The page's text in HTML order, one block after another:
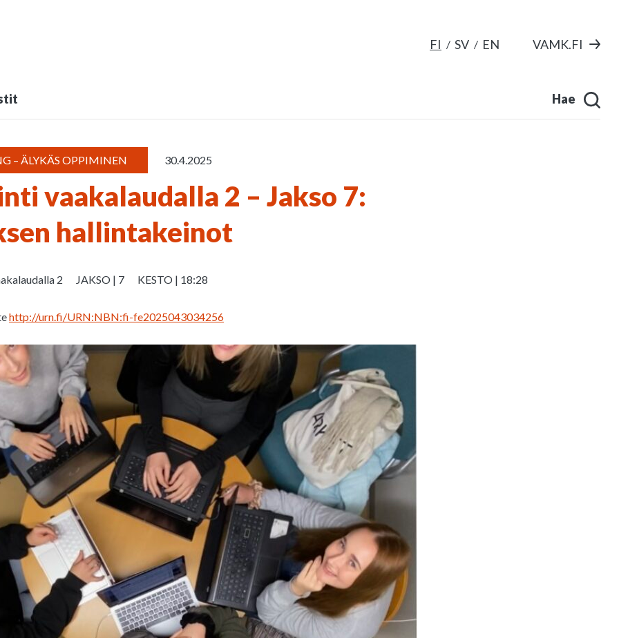
FI SV EN VAMK.FI
Hae
– ÄLYKÄS OPPIMINEN 30.4.2025
vaakalaudalla 2 – Jakso 7:
hallintakeinot
2 JAKSO | 7 KESTO | 18:28
http://urn.fi/URN:NBN:fi-fe2025043034256